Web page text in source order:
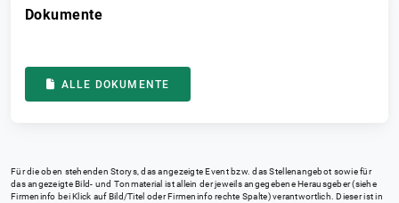
Dokumente
ALLE DOKUMENTE
Für die oben stehenden Storys, das angezeigte Event bzw. das Stellenangebot sowie für
das angezeigte Bild- und Tonmaterial ist allein der jeweils angegebene Herausgeber (siehe
Firmeninfo bei Klick auf Bild/Titel oder Firmeninfo rechte Spalte) verantwortlich. Dieser ist in